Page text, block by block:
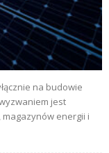
na budowie
jest
energii i